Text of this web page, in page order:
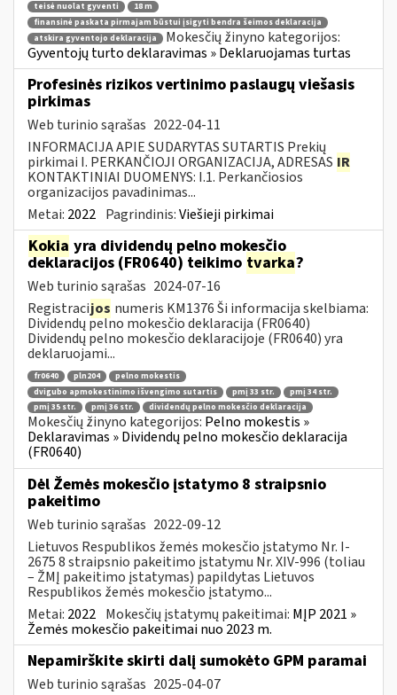
teisė nuolat gyventi
18 m
finansinė paskata pirmajam būstui įsigyti bendra šeimos deklaracija
atskira gyventojo deklaracija
Mokesčių žinyno kategorijos:
Gyventojų turto deklaravimas » Deklaruojamas turtas
Profesinės rizikos vertinimo paslaugų viešasis
pirkimas
Web turinio sąrašas 2022-04-11
INFORMACIJA APIE SUDARYTAS SUTARTIS Prekių
pirkimai I. PERKANČIOJI ORGANIZACIJA, ADRESAS IR
KONTAKTINIAI DUOMENYS: I.1. Perkančiosios
organizacijos pavadinimas...
Metai: 2022 Pagrindinis:Viešieji pirkimai
Kokia yra dividendų pelno mokesčio
deklaracijos (FR0640) teikimo tvarka?
Web turinio sąrašas 2024-07-16
Registracijos numeris KM1376 Ši informacija skelbiama:
Dividendų pelno mokesčio deklaracija (FR0640)
Dividendų pelno mokesčio deklaracijoje (FR0640) yra
deklaruojami...
fr0640 pln204
pelno mokestis
dvigubo apmokestinimo išvengimo sutartis
pmį 33 str.
pmį 34 str.
pmį 35 str.
pmį 36 str. dividendų pelno mokesčio deklaracija
Mokesčių žinyno kategorijos: Pelno mokestis »
Deklaravimas » Dividendų pelno mokesčio deklaracija
(FR0640)
Dėl Žemės mokesčio įstatymo 8 straipsnio
pakeitimo
Web turinio sąrašas 2022-09-12
Lietuvos Respublikos žemės mokesčio įstatymo Nr. I-
2675 8 straipsnio pakeitimo įstatymu Nr. XIV-996 (toliau
– ŽMĮ pakeitimo įstatymas) papildytas Lietuvos
Respublikos žemės mokesčio įstatymo...
Metai: 2022 Mokesčių įstatymų pakeitimai: MĮP 2021 »
Žemės mokesčio pakeitimai nuo 2023 m.
Nepamirškite skirti dalį sumokėto GPM paramai
Web turinio sąrašas 2025-04-07